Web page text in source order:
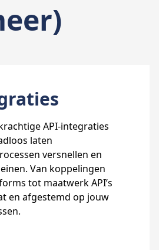
API-integraties
laten
versnellen en
Van koppelingen
tot maatwerk API’s
en afgestemd op jouw